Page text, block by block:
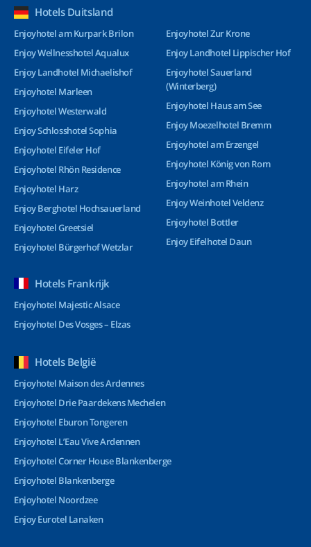
Hotels Duitsland
Enjoyhotel am Kurpark Brilon
Enjoy Wellnesshotel Aqualux
Enjoy Landhotel Michaelishof
Enjoyhotel Marleen
Enjoyhotel Westerwald
Enjoy Schlosshotel Sophia
Enjoyhotel Eifeler Hof
Enjoyhotel Rhön Residence
Enjoyhotel Harz
Enjoy Berghotel Hochsauerland
Enjoyhotel Greetsiel
Enjoyhotel Bürgerhof Wetzlar
Enjoyhotel Zur Krone
Enjoy Landhotel Lippischer Hof
Enjoyhotel Sauerland
(Winterberg)
Enjoyhotel Haus am See
Enjoy Moezelhotel Bremm
Enjoyhotel am Erzengel
Enjoyhotel König von Rom
Enjoyhotel am Rhein
Enjoy Weinhotel Veldenz
Enjoyhotel Bottler
Enjoy Eifelhotel Daun
Hotels Frankrijk
Enjoyhotel Majestic Alsace
Enjoyhotel Des Vosges – Elzas
Hotels België
Enjoyhotel Maison des Ardennes
Enjoyhotel Drie Paardekens Mechelen
Enjoyhotel Eburon Tongeren
Enjoyhotel L’Eau Vive Ardennen
Enjoyhotel Corner House Blankenberge
Enjoyhotel Blankenberge
Enjoyhotel Noordzee
Enjoy Eurotel Lanaken